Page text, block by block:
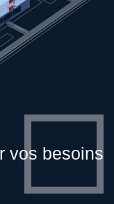
vos besoins